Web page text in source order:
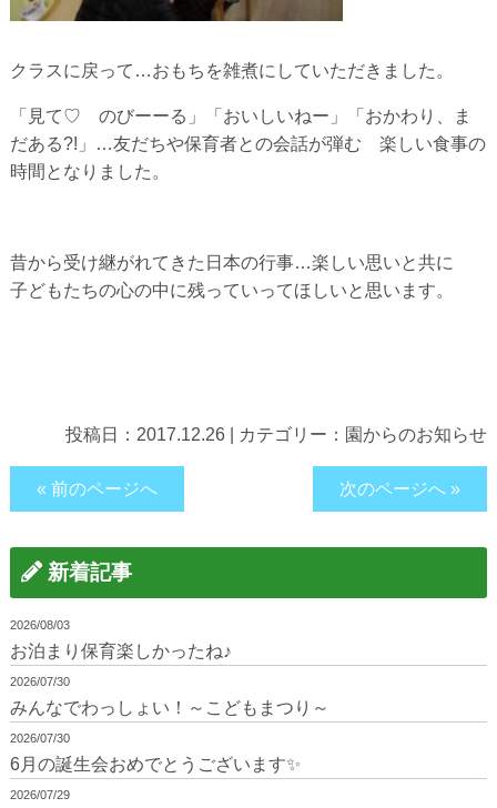
クラスに戻って…おもちを雑煮にしていただきました。
「見て♡ のびーーる」「おいしいねー」「おかわり、ま
だある?!」…友だちや保育者との会話が弾む 楽しい食事の
時間となりました。
昔から受け継がれてきた日本の行事…楽しい思いと共に
子どもたちの心の中に残っていってほしいと思います。
投稿日： 2017.12.26 カテゴリー： 園からのお知らせ
« 前のページへ 次のページへ »
新着記事
2026/08/03
お泊まり保育楽しかったね♪
2026/07/30
みんなでわっしょい！～こどもまつり～
2026/07/30
6月の誕生会おめでとうございます✨
2026/07/29